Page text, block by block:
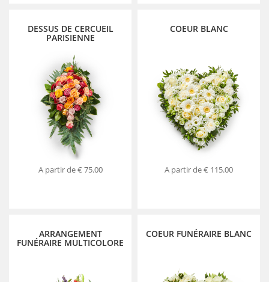
DESSUS DE CERCUEIL
PARISIENNE
A partir de€ 75.00
COEUR BLANC
A partir de€ 115.00
ARRANGEMENT
FUNÉRAIRE MULTICOLORE
COEUR FUNÉRAIRE BLANC